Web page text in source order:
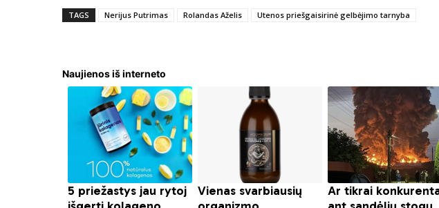
TAGS Nerijus Putrimas Rolandas Aželis Utenos priešgaisirinė gelbėjimo tarnyba
Naujienos iš interneto